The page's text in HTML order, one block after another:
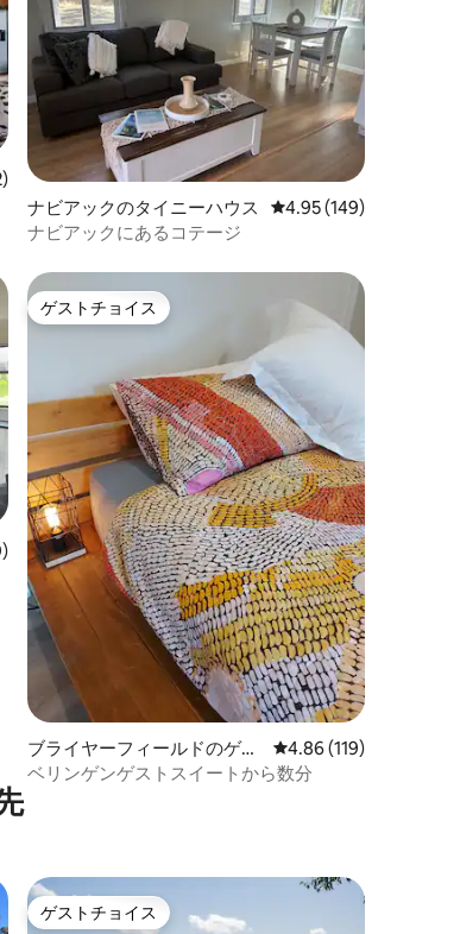
件、5つ星中4.99つ星の平均評価
ナビアックのタイニーハウス レビュー149件、5つ
4.95 (149)
ナビアックにあるコテージ
件、5つ星中4.99つ星の平均評価
ゲストチョイス
ゲストチョイス
ブライヤーフィールドのゲス
トスイート
レビュー119件、5つ
4.86 (119)
ベリンゲンゲストスイートから数分
ゲストチョイス
ゲストチョイス